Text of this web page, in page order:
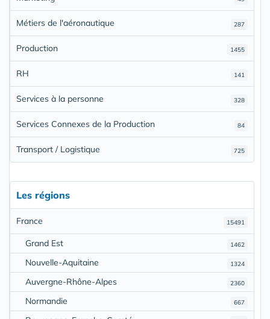
287
Métiers de l'aéronautique
1455
Production
141
RH
328
Services à la personne
84
Services Connexes de la Production
725
Transport / Logistique
Les régions
15491
France
1462
Grand Est
1324
Nouvelle-Aquitaine
2360
Auvergne-Rhône-Alpes
667
Normandie